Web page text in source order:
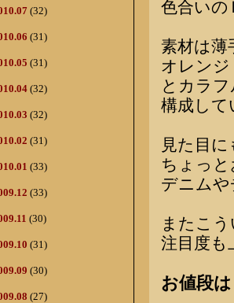
(32)
(31)
(31)
(32)
(32)
(31)
(33)
(33)
(30)
(31)
(30)
(27)
色合いの
素材は薄
オレン
とカラ
構成して
見た目
ちょっ
デニム
またこ
注目度も
お値段